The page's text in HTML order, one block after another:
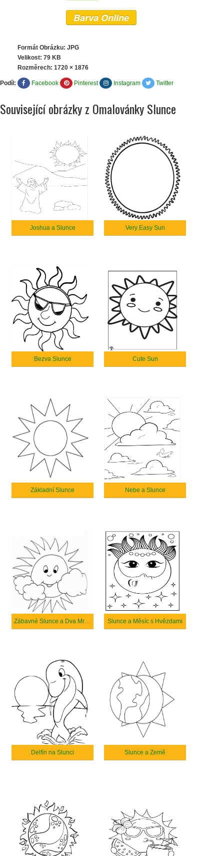
Barva Online
Formát Obrázku: JPG
Velikost: 79 KB
Rozměrech: 1720 × 1876
Podíl: Facebook Pinterest Instagram Twitter
Související obrázky z Omalovánky Slunce
Joshua a Slunce Very Easy Sun
Bezva Slunce Cute Sun
Základní Slunce Nebe a Slunce
Zábavné Slunce a Dva Mraky Slunce a Měsíc s Hvězdami
Delfín na Slunci Slunce a Země